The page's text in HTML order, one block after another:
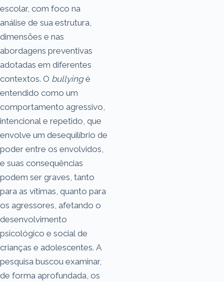
escolar, com foco na
análise de sua estrutura,
dimensões e nas
abordagens preventivas
adotadas em diferentes
contextos. O bullyingé
entendido como um
comportamento agressivo,
intencional e repetido, que
envolve um desequilíbrio de
poder entre os envolvidos,
e suas consequências
podem ser graves, tanto
para as vítimas, quanto para
os agressores, afetando o
desenvolvimento
psicológico e social de
crianças e adolescentes. A
pesquisa buscou examinar,
de forma aprofundada, os